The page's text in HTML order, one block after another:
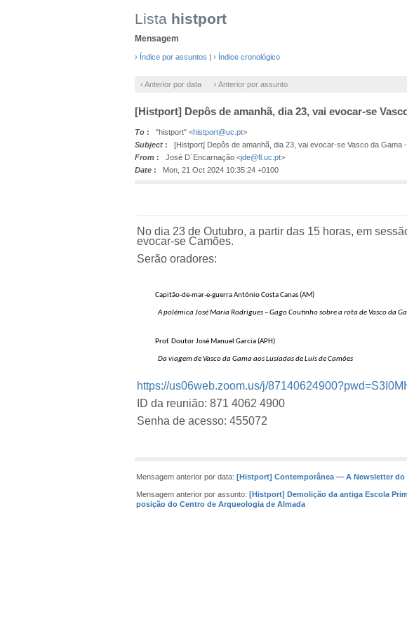
Lista histport
Mensagem
› Índice por assuntos | › Índice cronológico
‹ Anterior por data ‹ Anterior por assunto
[Histport] Depôs de amanhã, dia 23, vai evocar-se
To : "histport" <histport@uc.pt>
Subject : [Histport] Depôs de amanhã, dia 23, vai evocar-se Vasco da Gama -
From : José D´Encarnação <jde@fl.uc.pt>
Date : Mon, 21 Oct 2024 10:35:24 +0100
No dia 23 de Outubro, a partir das 15 horas, em
evocar-se Camões.
Serão oradores:
Capitão-de-mar-e-guerra António Costa Canas (AM)
A polémica José Maria Rodrigues – Gago Coutinho sobre a rota de Vasco da
Prof. Doutor José Manuel Garcia (APH)
Da viagem de Vasco da Gama aos Lusíadas de Luís de Camões
https://us06web.zoom.us/j/
ID da reunião: 871 4062 4900
Senha de acesso: 455072
Mensagem anterior por data: [Histport] Contemporânea — A Newsletter do
Mensagem anterior por assunto: [Histport] Demolição da antiga Escola
posição do Centro de Arqueologia de Almada